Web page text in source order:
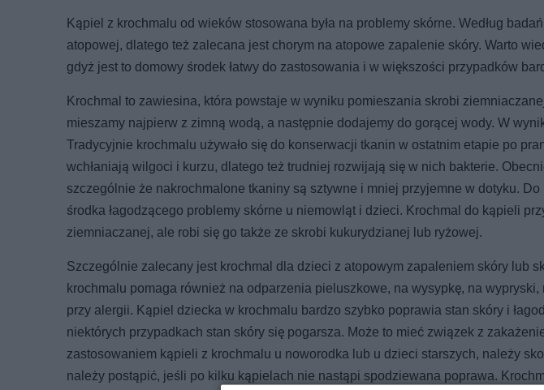
Kąpiel z krochmalu od wieków stosowana była na problemy skórne. Według
atopowej, dlatego też zalecana jest chorym na atopowe zapalenie skóry. Warto
gdyż jest to domowy środek łatwy do zastosowania i w większości przypadków
Krochmal to zawiesina, która powstaje w wyniku pomieszania skrobi
mieszamy najpierw z zimną wodą, a następnie dodajemy do gorącej wody. W
Tradycyjnie krochmalu używało się do konserwacji tkanin w ostatnim etapie po
wchłaniają wilgoci i kurzu, dlatego też trudniej rozwijają się w nich bakterie.
szczególnie że nakrochmalone tkaniny są sztywne i mniej przyjemne w dotyku.
środka łagodzącego problemy skórne u niemowląt i dzieci. Krochmal do kąpieli
ziemniaczanej, ale robi się go także ze skrobi kukurydzianej lub ryżowej.
Szczególnie zalecany jest krochmal dla dzieci z atopowym zapaleniem skóry lub
krochmalu pomaga również na odparzenia pieluszkowe, na wysypkę, na
przy alergii. Kąpiel dziecka w krochmalu bardzo szybko poprawia stan skóry i
niektórych przypadkach stan skóry się pogarsza. Może to mieć związek z
zastosowaniem kąpieli z krochmalu u noworodka lub u dzieci starszych, należy
należy postąpić, jeśli po kilku kąpielach nie nastąpi spodziewana poprawa.